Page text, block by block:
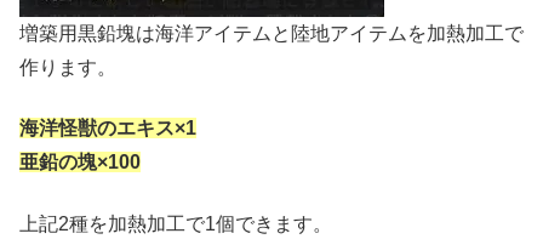
増築用黒鉛塊は海洋アイテムと陸地アイテムを加熱加工で
作ります。
海洋怪獣のエキス×1
亜鉛の塊×100
上記2種を加熱加工で1個できます。